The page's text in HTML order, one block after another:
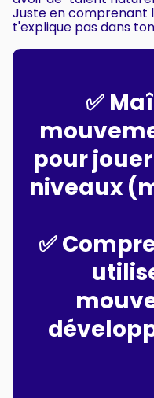
Juste en comprenant
t'explique pas dans
✅
pour
niveaux
✅